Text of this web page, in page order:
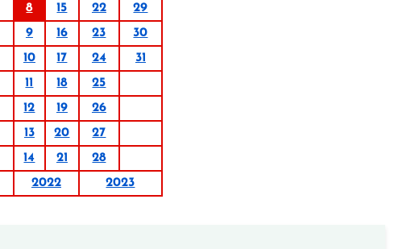
8 15 22
29
9 16 23
30
10 17 24
31
11 18
25
12 19
26
13 20
27
14 21
28
2022 2023